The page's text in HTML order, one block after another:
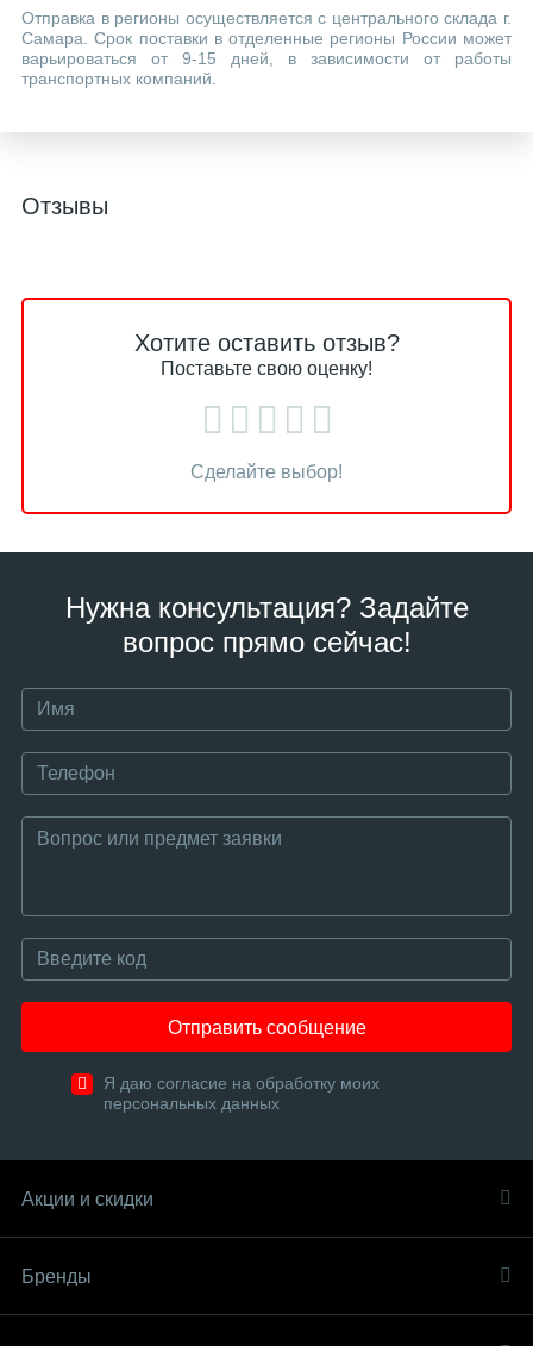
Отправка в регионы осуществляется с центрального склада г.
Самара. Срок поставки в отделенные регионы России может
варьироваться от 9-15 дней, в зависимости от работы
транспортных компаний.
Отзывы
Хотите оставить отзыв?
Поставьте свою оценку!
Сделайте выбор!
Нужна консультация? Задайте
вопрос прямо сейчас!
Отправить сообщение
Я даю согласие на обработку моих
персональных данных
Акции и скидки
Бренды